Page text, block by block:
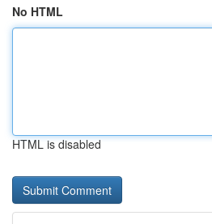
No HTML
HTML is disabled